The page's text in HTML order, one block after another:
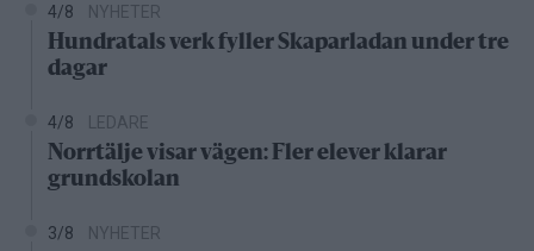
4/8 NYHETER
Hundratals verk fyller Skaparladan under tre
dagar
4/8 LEDARE
Norrtälje visar vägen: Fler elever klarar
grundskolan
3/8 NYHETER